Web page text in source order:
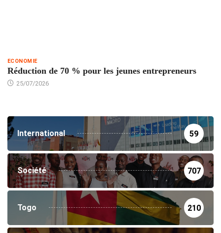
ECONOMIE
Réduction de 70 % pour les jeunes entrepreneurs
25/07/2026
International 59
Société 707
Togo 210